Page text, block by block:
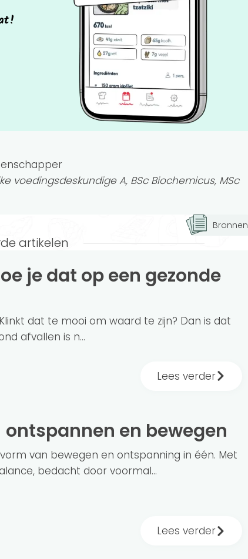
voedingsdeskundige A, BSc Biochemicus, MSc
Bronnen
artikelen
dat te mooi om waard te zijn? Dan is dat
afvallen is n...
Lees verder
ontspannen en bewegen
van bewegen en ontspanning in één. Met
bedacht door voormal...
Lees verder